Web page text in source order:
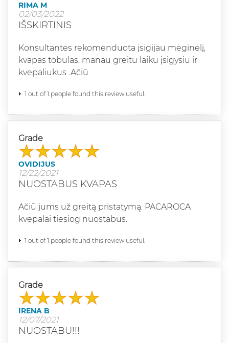
RIMA M
02/03/2022
IŠSKIRTINIS
Konsultantės rekomenduota įsigijau mėginėlį,
kvapas tobulas, manau greitu laiku įsigysiu ir
kvepaliukus .Ačiū
1 out of 1 people found this review useful.
Grade
OVIDIJUS
12/22/2021
NUOSTABUS KVAPAS
Ačiū jums už greitą pristatymą. PACAROCA
kvepalai tiesiog nuostabūs.
1 out of 1 people found this review useful.
Grade
IRENA B
12/07/2021
NUOSTABU!!!